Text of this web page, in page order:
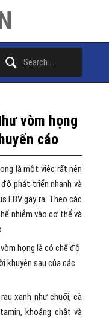
vòm họng
cáo
là một việc rất nên
phát triển nhanh và
EBV gây ra. Theo các
nhiễm vào cơ thể và
họng là có chế độ
khuyên sau của các
xanh như chuối, cà
khoáng chất và